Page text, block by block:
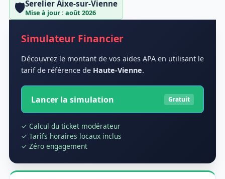
🛡️Serelier Aixe-sur-Vienne
Mise à jour : août 2026
Simulateur Financier
Découvrez le montant de vos aides APA en utilisant le
tarif de référence de Haute-Vienne.
Lancer la simulation Gratuit
✓ Calcul du ticket modérateur
✓ Tarifs horaires locaux inclus
✓ Zéro engagement